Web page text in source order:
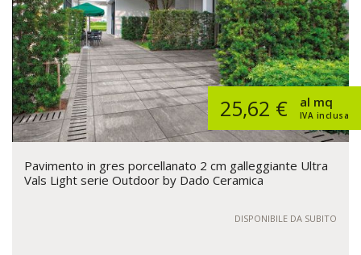
25,62 € IVA inclusa
al mq
Pavimento in gres porcellanato 2 cm galleggiante Ultra
Vals Light serie Outdoor by Dado Ceramica
DISPONIBILE DA SUBITO